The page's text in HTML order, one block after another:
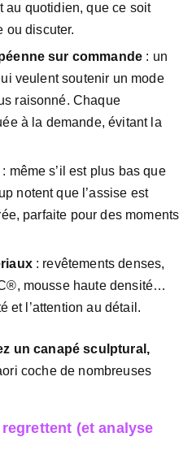
au quotidien, que ce soit
ou discuter.
sur commande : un
veulent soutenir un mode
raisonné. Chaque
à la demande, évitant la
: même s’il est plus bas que
notent que l’assise est
parfaite pour des moments
: revêtements denses,
mousse haute densité…
et l’attention au détail.
un canapé sculptural,
coche de nombreuses
(et analyse